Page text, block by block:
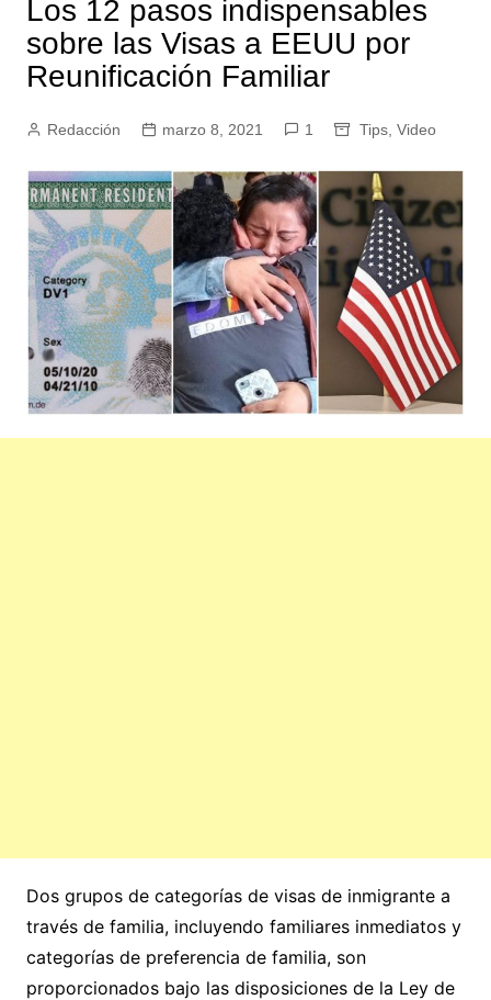
Los 12 pasos indispensables
sobre las Visas a EEUU por
Reunificación Familiar
Redacción marzo 8, 2021 1 Tips, Video
Dos grupos de categorías de visas de inmigrante a
través de familia, incluyendo familiares inmediatos y
categorías de preferencia de familia, son
proporcionados bajo las disposiciones de la Ley de